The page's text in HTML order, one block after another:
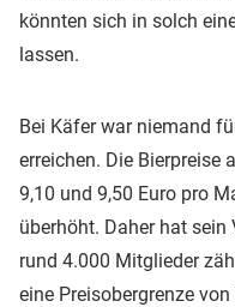
könnten sich in solch
lassen.
Bei Käfer war niemand
erreichen. Die Bierpreise
9,10 und 9,50 Euro pro
überhöht. Daher hat sein
rund 4.000 Mitglieder
eine Preisobergrenze